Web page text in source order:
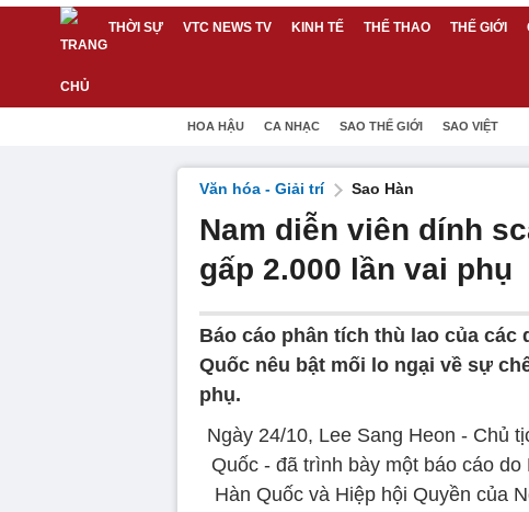
THỜI SỰ VTC NEWS TV KINH TẾ THỂ THAO THẾ GIỚI
HOA HẬU CA NHẠC SAO THẾ GIỚI SAO VIỆT
Văn hóa - Giải trí Sao Hàn
Nam diễn viên dính
gấp 2.000 lần vai phụ
Báo cáo phân tích thù lao của
Quốc nêu bật mối lo ngại về sự
phụ.
Ngày 24/10, Lee Sang Heon - Chủ
Quốc - đã trình bày một báo cáo
Hàn Quốc và Hiệp hội Quyền của